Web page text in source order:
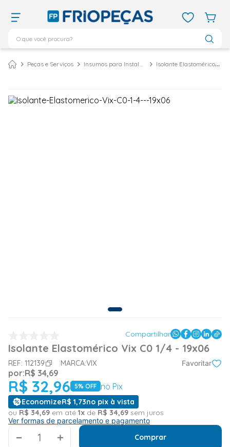
Peças e Serviços Isolante Elastomérico
Compartilhar
Isolante Elastomérico Vix C0 1/4 - 19x06
REF: 112139 MARCA:VIX Favoritar
por:R$ 34,69
R$ 32,96 5% OFF no Pix
EconomizeR$ 1,73no pix à vista
ou R$ 34,69 em até 1x de R$ 34,69 sem juros
Ver formas de parcelamento e pagamento
＋
Comprar
1º ar condicionado 12000
3º ar condicionado